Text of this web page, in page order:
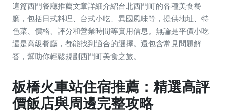
這篇西門餐廳推薦文章詳細介紹台北西門町的各種美食餐
廳，包括日式料理、台式小吃、異國風味等，提供地址、特
色菜、價格、評分和營業時間等實用信息。無論是平價小吃
還是高級餐廳，都能找到適合的選擇。還包含常見問題解
答，幫助你輕鬆規劃西門町美食之旅。
板橋火車站住宿推薦：精選高評
價飯店與周邊完整攻略